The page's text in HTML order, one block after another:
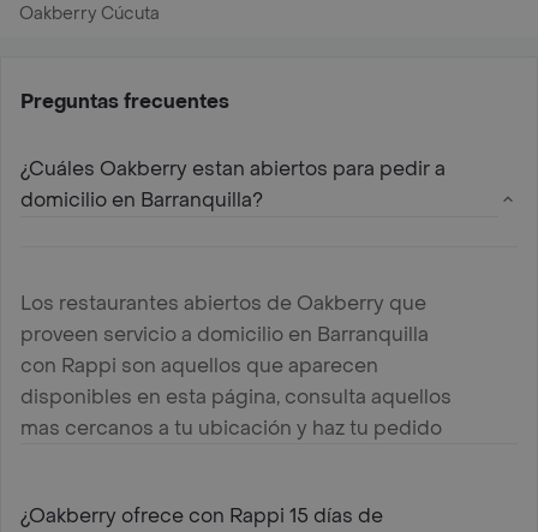
Oakberry Cúcuta
Preguntas frecuentes
¿Cuáles Oakberry estan abiertos para pedir a
domicilio en Barranquilla?
Los restaurantes abiertos de Oakberry que
proveen servicio a domicilio en Barranquilla
con Rappi son aquellos que aparecen
disponibles en esta página, consulta aquellos
mas cercanos a tu ubicación y haz tu pedido
¿Oakberry ofrece con Rappi 15 días de